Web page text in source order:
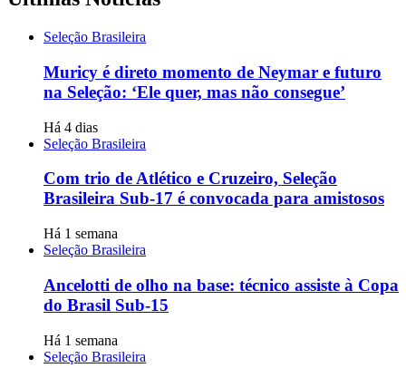
Seleção Brasileira
Muricy é direto momento de Neymar e futuro
na Seleção: ‘Ele quer, mas não consegue’
Há 4 dias
Seleção Brasileira
Com trio de Atlético e Cruzeiro, Seleção
Brasileira Sub-17 é convocada para amistosos
Há 1 semana
Seleção Brasileira
Ancelotti de olho na base: técnico assiste à Copa
do Brasil Sub-15
Há 1 semana
Seleção Brasileira